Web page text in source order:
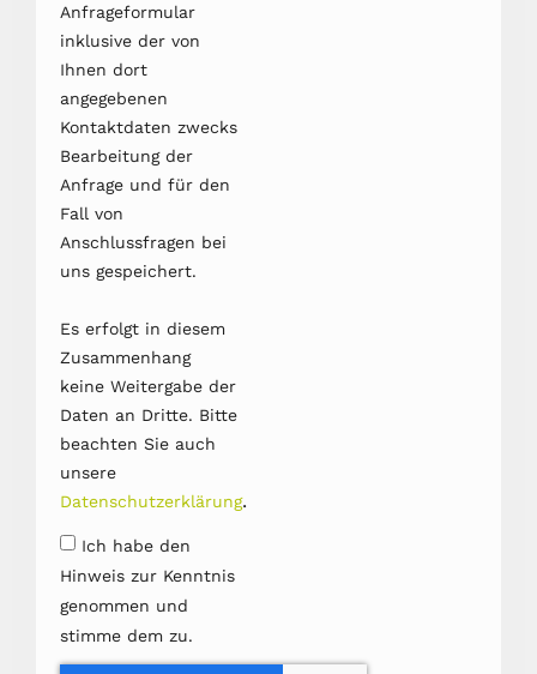
Anfrageformular
inklusive der von
Ihnen dort
angegebenen
Kontaktdaten zwecks
Bearbeitung der
Anfrage und für den
Fall von
Anschlussfragen bei
uns gespeichert.
Es erfolgt in diesem
Zusammenhang
keine Weitergabe der
Daten an Dritte. Bitte
beachten Sie auch
unsere
Datenschutzerklärung.
Ich habe den
Hinweis zur Kenntnis
genommen und
stimme dem zu.